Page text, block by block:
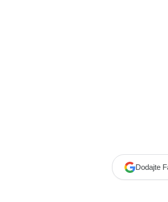
Dodajte